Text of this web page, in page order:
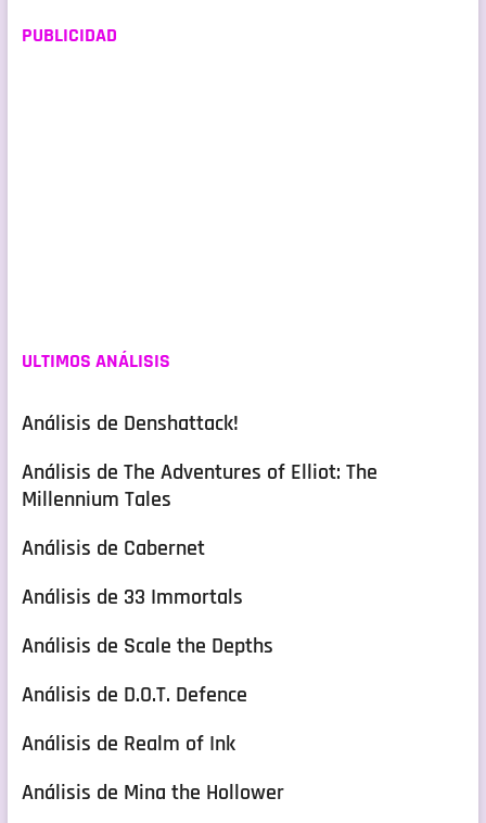
PUBLICIDAD
ULTIMOS ANÁLISIS
Análisis de Denshattack!
Análisis de The Adventures of Elliot: The
Millennium Tales
Análisis de Cabernet
Análisis de 33 Immortals
Análisis de Scale the Depths
Análisis de D.O.T. Defence
Análisis de Realm of Ink
Análisis de Mina the Hollower